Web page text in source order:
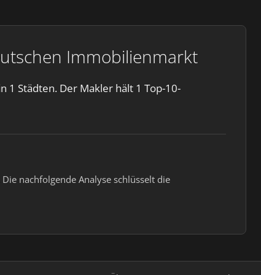
Immobilienmarkt
Städten. Der Makler hält 1 Top-10-
nachfolgende Analyse schlüsselt die